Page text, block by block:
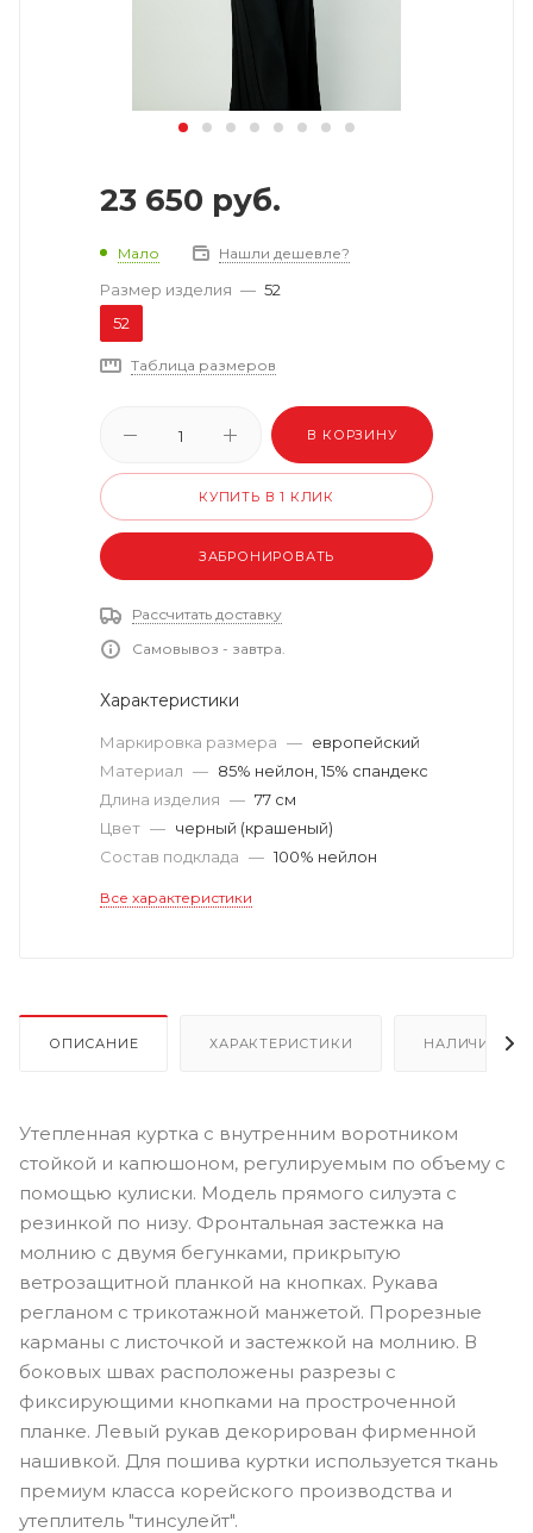
23 650 руб.
Мало Нашли дешевле?
Размер изделия — 52
52
Таблица размеров
В КОРЗИНУ
КУПИТЬ В 1 КЛИК
ЗАБРОНИРОВАТЬ
Рассчитать доставку
Самовывоз - завтра.
Характеристики
Маркировка размера — европейский
Материал — 85% нейлон, 15% спандекс
Длина изделия — 77 см
Цвет — черный (крашеный)
Состав подклада — 100% нейлон
Все характеристики
ОПИСАНИЕ ХАРАКТЕРИСТИКИ НАЛИЧИЕ
Утепленная куртка с внутренним воротником
стойкой и капюшоном, регулируемым по объему с
помощью кулиски. Модель прямого силуэта с
резинкой по низу. Фронтальная застежка на
молнию с двумя бегунками, прикрытую
ветрозащитной планкой на кнопках. Рукава
регланом с трикотажной манжетой. Прорезные
карманы с листочкой и застежкой на молнию. В
боковых швах расположены разрезы с
фиксирующими кнопками на простроченной
планке. Левый рукав декорирован фирменной
нашивкой. Для пошива куртки используется ткань
премиум класса корейского производства и
утеплитель "тинсулейт".